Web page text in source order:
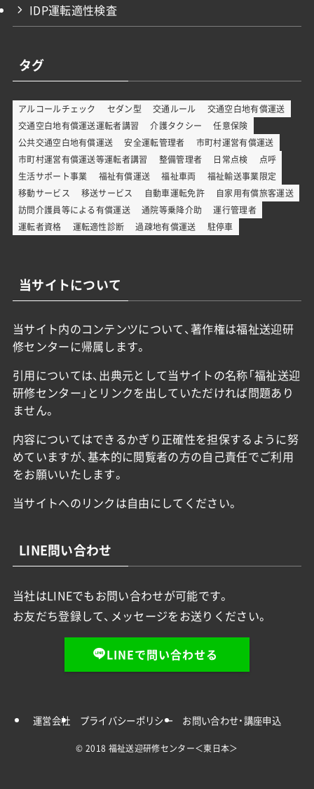
IDP運転適性検査
タグ
アルコールチェック セダン型 交通ルール
交通空白地有償運送
交通空白地有償運送運転者講習
介護タクシー
任意保険
公共交通空白地有償運送
安全運転管理者
市町村運営有償運送
市町村運営有償運送等運転者講習
整備管理者 日常点検
点呼
生活サポート事業
福祉有償運送 福祉車両
福祉輸送事業限定
移動サービス
移送サービス 自動車運転免許
自家用有償旅客運送
訪問介護員等による有償運送
通院等乗降介助
運行管理者
運転者資格
運転適性診断 過疎地有償運送 駐停車
当サイトについて
当サイト内のコンテンツについて、著作権は福祉送迎研
修センターに帰属します。
引用については、出典元として当サイトの名称「福祉送迎
研修センター」とリンクを出していただければ問題あり
ません。
内容についてはできるかぎり正確性を担保するように努
めていますが、基本的に閲覧者の方の自己責任でご利用
をお願いいたします。
当サイトへのリンクは自由にしてください。
LINE問い合わせ
当社はLINEでもお問い合わせが可能です。
お友だち登録して、メッセージをお送りください。
LINEで問い合わせる
運営会社 プライバシーポリシー お問い合わせ・講座申込
© 2018 福祉送迎研修センター＜東日本＞